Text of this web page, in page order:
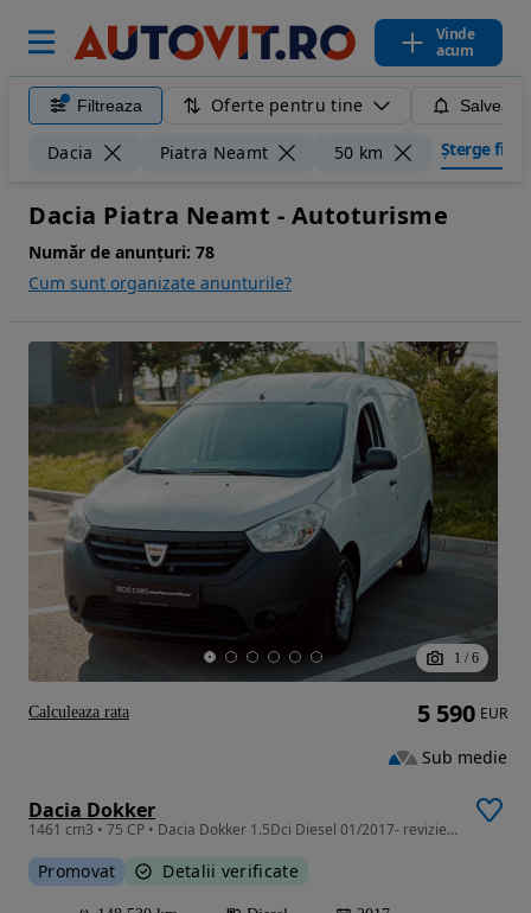
Vinde
acum
Filtreaza Oferte pentru tine
Dacia Piatra Neamt 50 km Șterge
Dacia Piatra Neamt - Autoturisme
Număr de anunțuri: 78
Cum sunt organizate anunturile?
1 / 6
Dacia Dokker
1461 cm3 • 75 CP • Dacia Dokker 1.5Dci Diesel 01/2017- revizie complet NOUA
Promovat Detalii verificate
5 590 EUR
Sub medie
Calculeaza rata